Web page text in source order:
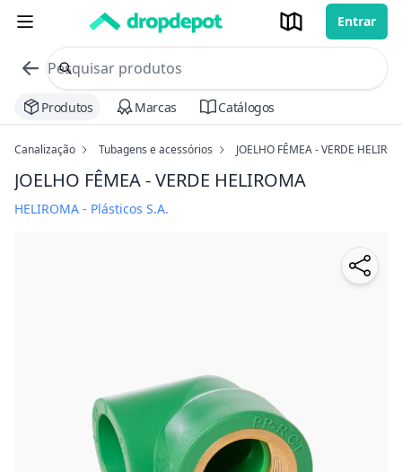
Entrar
commerce search no header
Procurar
Produtos Marcas Catálogos
Canalização Tubagens e acessórios JOELHO FÊMEA - VERDE
JOELHO FÊMEA - VERDE HELIROMA
HELIROMA - Plásticos S.A.